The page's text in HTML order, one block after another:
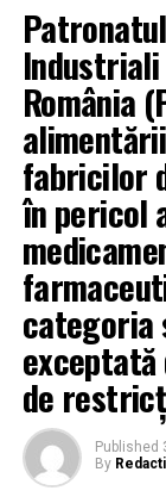
Industriali
România
fabricilor
în pericol
de
Published
By